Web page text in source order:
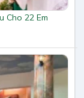
Cho 22 Em